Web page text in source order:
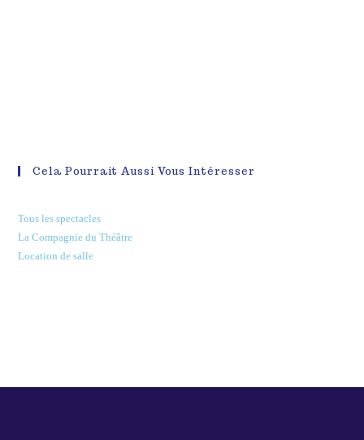
Cela Pourrait Aussi Vous Intéresser
Tous les spectacles
La Compagnie du Théâtre
Location de salle